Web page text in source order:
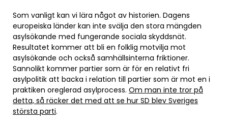
Som vanligt kan vi lära något av historien. Dagens
europeiska länder kan inte svälja den stora mängden
asylsökande med fungerande sociala skyddsnät.
Resultatet kommer att bli en folklig motvilja mot
asylsökande och också samhällsinterna friktioner.
Sannolikt kommer partier som är för en relativt fri
asylpolitik att backa i relation till partier som är mot en i
praktiken oreglerad asylprocess. Om man inte tror på
detta, så räcker det med att se hur SD blev Sveriges
största parti.